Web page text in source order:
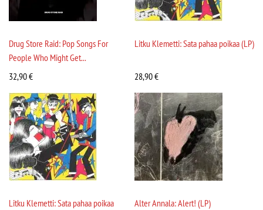
Drug Store Raid: Pop Songs For
People Who Might Get...
32,90€
Litku Klemetti: Sata pahaa poikaa (LP)
28,90€
Litku Klemetti: Sata pahaa poikaa
Alter Annala: Alert! (LP)